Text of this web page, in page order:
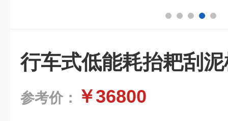
行车式低能耗抬耙刮
参考价： ￥36800